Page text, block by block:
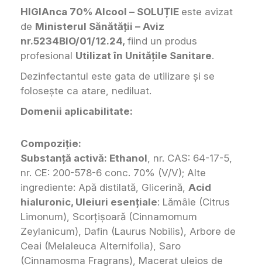
HIGIAnca 70% Alcool – SOLUȚIE este avizat
de Ministerul Sănătății – Aviz
nr.5234BIO/01/12.24, fiind un produs
profesional Utilizat în Unitățile Sanitare.
Dezinfectantul este gata de utilizare și se
folosește ca atare, nediluat.
Domenii aplicabilitate:
C‍ompoziție:
Substanţă activă: Ethanol, nr. CAS: 64-17-5,
nr. CE: 200-578-6 conc. 70% (V/V); Alte
ingrediente: Apă distilată, Glicerină, Acid
hialuronic, Uleiuri esenţiale: Lămâie (Citrus
Limonum), Scorţişoară (Cinnamomum
Zeylanicum), Dafin (Laurus Nobilis), Arbore de
Ceai (Melaleuca Alternifolia), Saro
(Cinnamosma Fragrans), Macerat uleios de